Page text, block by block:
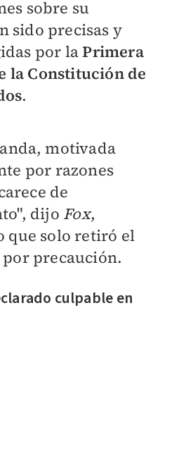
sobre su
sido precisas y
por laPrimera
la Constitución de
.
motivada
por razones
de
dijo Fox,
que solo retiró el
precaución.
culpable en